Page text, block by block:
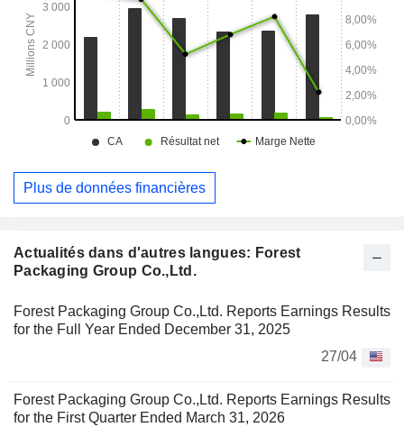
Actualités dans d'autres langues: Forest
Packaging Group Co.,Ltd.
Forest Packaging Group Co.,Ltd. Reports Earnings Results
for the Full Year Ended December 31, 2025
27/04
Forest Packaging Group Co.,Ltd. Reports Earnings Results
for the First Quarter Ended March 31, 2026
Plus de données financières